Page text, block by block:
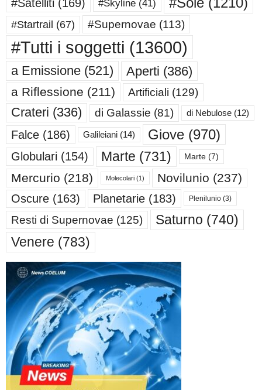
#Satelliti (169) #Skyline (41)
#Startrail (67) #Supernovae (113)
#Tutti i soggetti (13600)
a Emissione (521) Aperti (386)
a Riflessione (211) Artificiali (129)
Crateri (336) di Galassie (81) di Nebulose (12)
Falce (186) Galileiani (14) Giove (970)
Globulari (154) Marte (731) Marte (7)
Mercurio (218) Molecolari (1) Novilunio (237)
Oscure (163) Planetarie (183) Plenilunio (3)
Resti di Supernovae (125) Saturno (740)
Venere (783)